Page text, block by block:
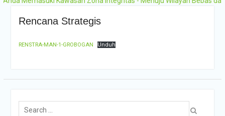
Seleksi PMB Gelombang 2
Ajaran 2026-2027
Rencana Strategis
RENSTRA-MAN-1-GROBOGAN Unduh